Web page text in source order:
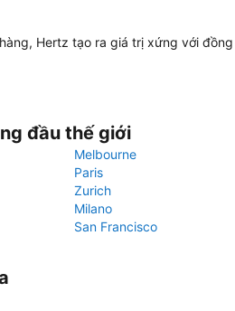
Hertz tạo ra giá trị xứng với
đầu thế giới
Melbourne
Paris
Zurich
Milano
San Francisco